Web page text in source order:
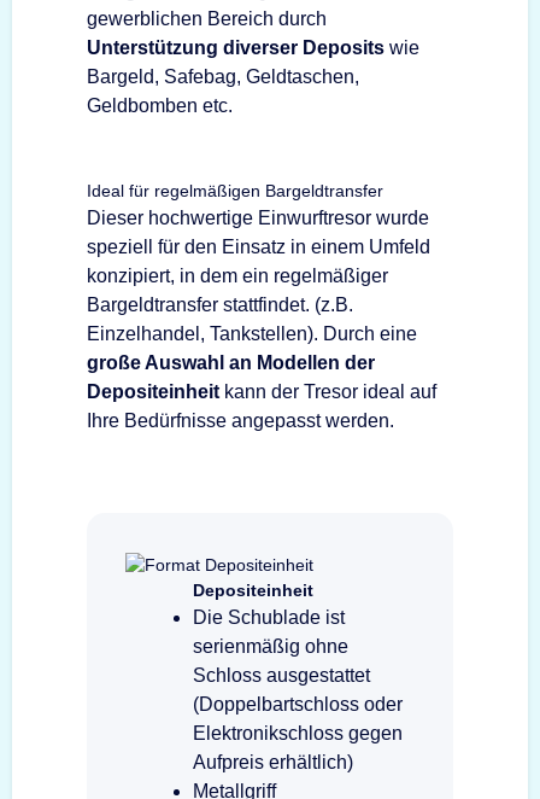
gewerblichen Bereich durch
Unterstützung diverser Deposits wie
Bargeld, Safebag, Geldtaschen,
Geldbomben etc.
Ideal für regelmäßigen Bargeldtransfer
Dieser hochwertige Einwurftresor wurde
speziell für den Einsatz in einem Umfeld
konzipiert, in dem ein regelmäßiger
Bargeldtransfer stattfindet. (z.B.
Einzelhandel, Tankstellen). Durch eine
große Auswahl an Modellen der
Depositeinheit kann der Tresor ideal auf
Ihre Bedürfnisse angepasst werden.
Depositeinheit
Die Schublade ist
serienmäßig ohne
Schloss ausgestattet
(Doppelbartschloss oder
Elektronikschloss gegen
Aufpreis erhältlich)
Metallgriff